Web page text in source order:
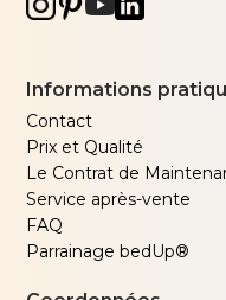
Informations
Contact
Prix et Qualité
Le Contrat de
Service après-vente
FAQ
Parrainage bedUp®